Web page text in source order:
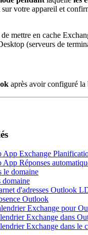
sur votre appareil et
mettre en cache
(serveurs de
après avoir configuré la
App Exchange
Réponses
le domaine
domaine
d'adresses Outlook
Outlook
Exchange pour
Exchange dans
Exchange dans le